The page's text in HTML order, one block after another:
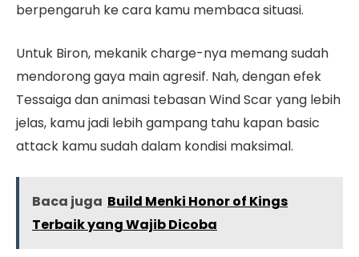
berpengaruh ke cara kamu membaca situasi.
Untuk Biron, mekanik charge-nya memang sudah
mendorong gaya main agresif. Nah, dengan efek
Tessaiga dan animasi tebasan Wind Scar yang lebih
jelas, kamu jadi lebih gampang tahu kapan basic
attack kamu sudah dalam kondisi maksimal.
Baca juga Build Menki Honor of Kings
Terbaik yang Wajib Dicoba